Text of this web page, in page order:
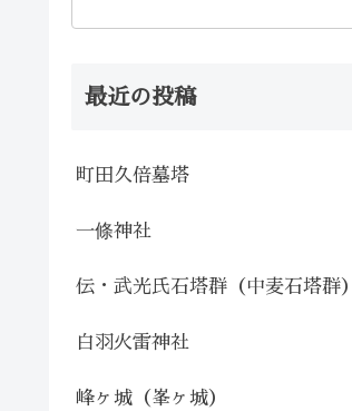
最近の投稿
町田久倍墓塔
一條神社
伝・武光氏石塔群（中麦石塔群）
白羽火雷神社
峰ヶ城（峯ヶ城）